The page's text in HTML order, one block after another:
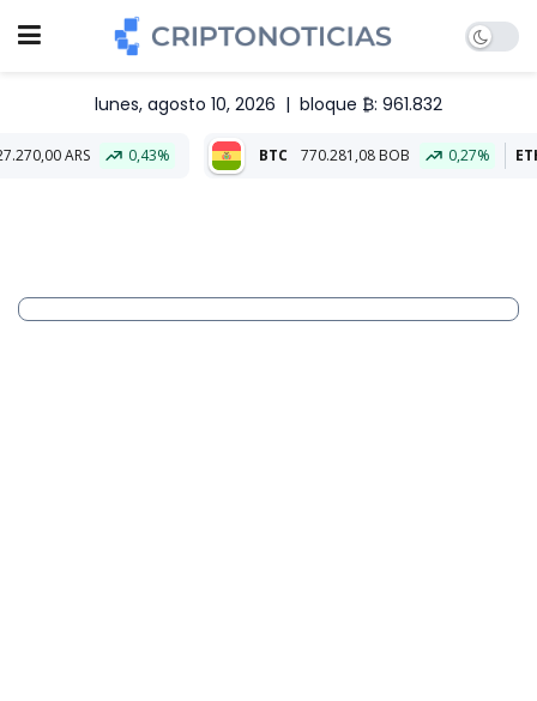
lunes, agosto 10, 2026 | bloque ₿: 961.832
0,43% 770.281,08 BOB 0,27% ETH